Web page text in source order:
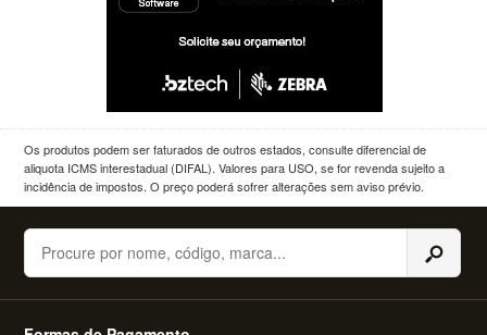
Os produtos podem ser faturados de outros estados, consulte diferencial de
aliquota ICMS interestadual (DIFAL). Valores para USO, se for revenda sujeito a
incidência de impostos. O preço poderá sofrer alterações sem aviso prévio.
Buscar